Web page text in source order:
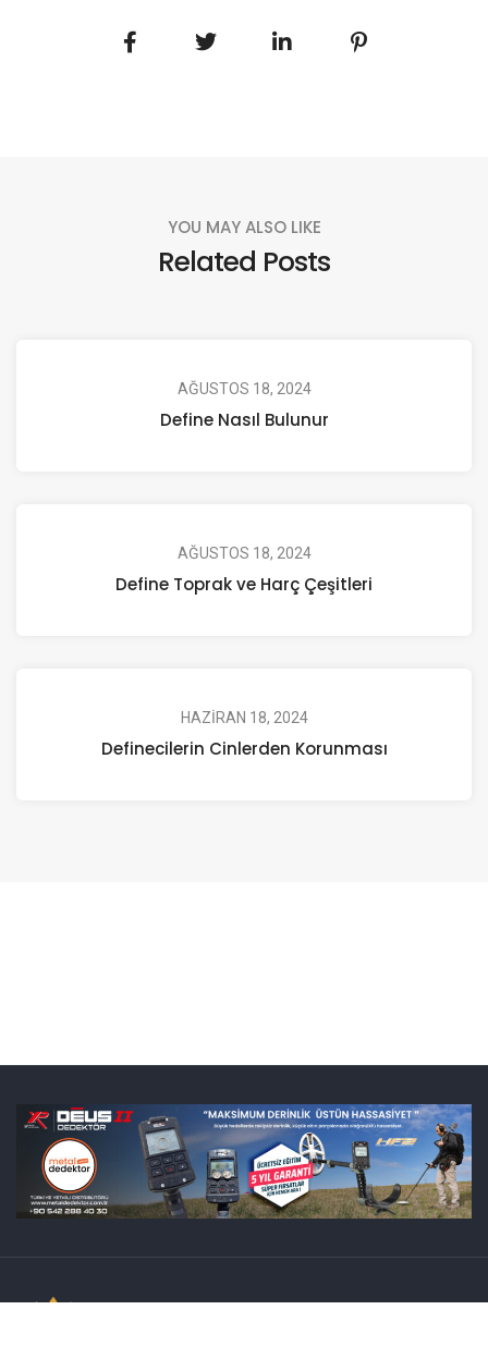
YOU MAY ALSO LIKE
Related Posts
AĞUSTOS 18, 2024
Define Nasıl Bulunur
AĞUSTOS 18, 2024
Define Toprak ve Harç Çeşitleri
HAZIRAN 18, 2024
Definecilerin Cinlerden Korunması